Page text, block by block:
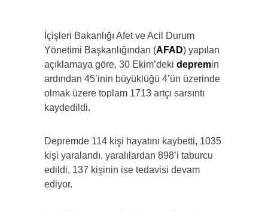
İçişleri Bakanlığı Afet ve Acil Durum
Yönetimi Başkanlığından (AFAD) yapılan
açıklamaya göre, 30 Ekim’deki depremin
ardından 45’inin büyüklüğü 4’ün üzerinde
olmak üzere toplam 1713 artçı sarsıntı
kaydedildi.
Depremde 114 kişi hayatını kaybetti, 1035
kişi yaralandı, yaralılardan 898’i taburcu
edildi, 137 kişinin ise tedavisi devam
ediyor.